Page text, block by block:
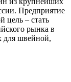
Предприятие
цель – стать
рынка в
для швейной,